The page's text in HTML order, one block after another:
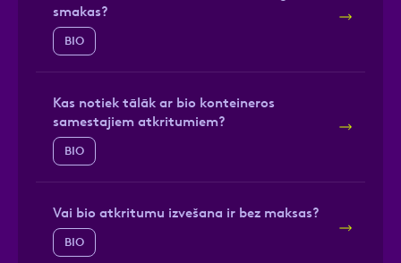
smakas?
BIO
Kas notiek tālāk ar bio konteineros
samestajiem atkritumiem?
BIO
Vai bio atkritumu izvešana ir bez maksas?
BIO
apstrādei.